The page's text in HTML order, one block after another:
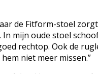
de Fitform-stoel
mijn oude stoel
rechtop. Ook de
niet meer missen.”